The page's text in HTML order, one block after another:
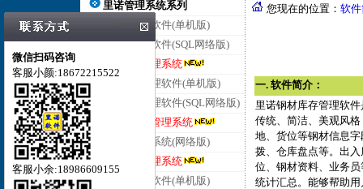
里诺管理系统系列
里诺仓库管理软件(单机版)
里诺仓库管理软件(SQL网络版)
里诺云仓库管理系统
里诺进销存管理软件(单机版)
里诺进销存管理软件(SQL网络版)
里诺云进销存管理系统
里诺客户管理系统(网络版)
里诺云客户管理系统
里诺合同管理软件(单机版)
您现在的位置： 软
一. 软件简介：
里诺钢材库存管理软
传统、简洁、美观风
地、货位等钢材信息
拨、仓库盘点等。出
位、钢材资料、业务
统计汇总。能够帮助
微信扫码咨询
客服小颜:18672215522
客服小余:18986609155